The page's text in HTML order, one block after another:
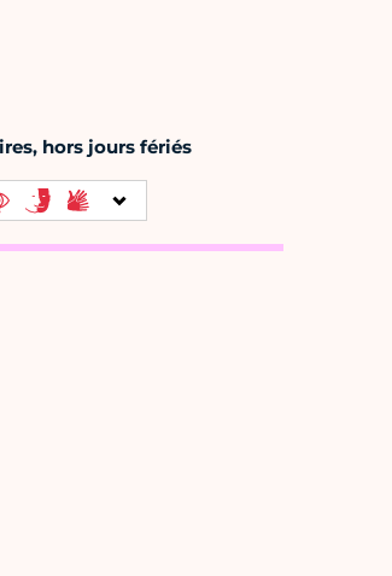
hors jours fériés